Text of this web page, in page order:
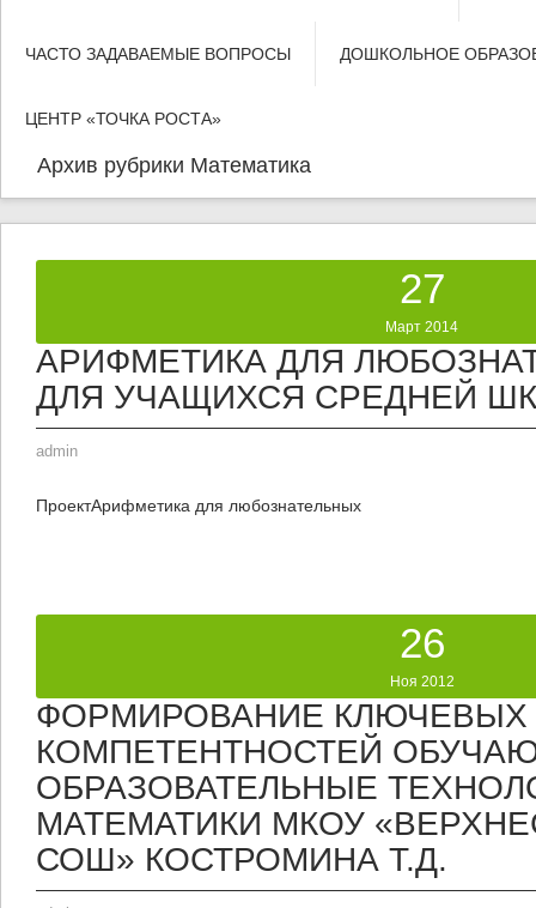
ЧАСТО ЗАДАВАЕМЫЕ ВОПРОСЫ ДОШКОЛЬНОЕ
ЦЕНТР «ТОЧКА РОСТА»
Архив рубрики Математика
27
Март 2014
АРИФМЕТИКА ДЛЯ
ДЛЯ УЧАЩИХСЯ СРЕДНЕЙ
admin
ПроектАрифметика для любознательных
26
Ноя 2012
ФОРМИРОВАНИЕ КЛЮЧЕВЫХ
КОМПЕТЕНТНОСТЕЙ
ОБРАЗОВАТЕЛЬНЫЕ
МАТЕМАТИКИ МКОУ
СОШ» КОСТРОМИНА Т.Д.